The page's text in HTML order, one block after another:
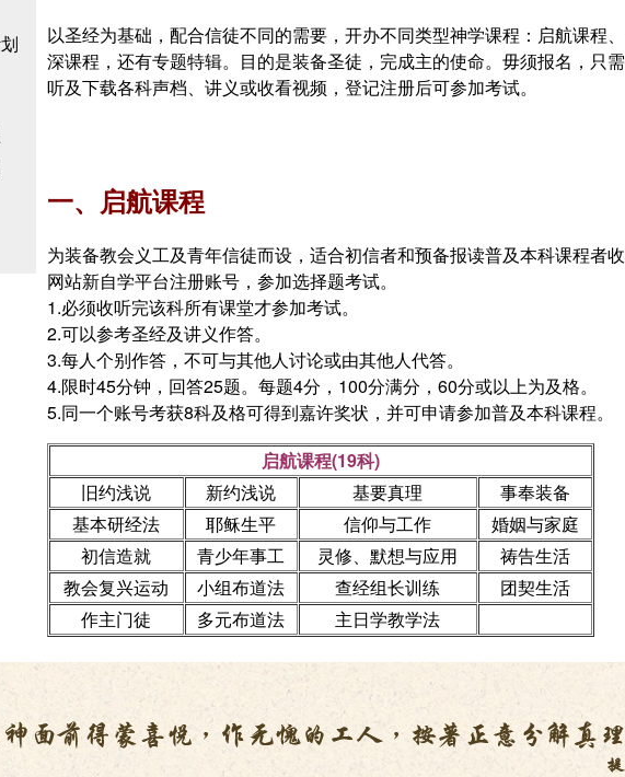
以圣经为基础，配合信徒不同的需要，开办不同类型神学课程：启航课程
深课程，还有专题特辑。目的是装备圣徒，完成主的使命。毋须报名，只
听及下载各科声档、讲义或收看视频，登记注册后可参加考试。
一、启航课程
为装备教会义工及青年信徒而设，适合初信者和预备报读普及本科课程者
网站新自学平台注册账号，参加选择题考试。
1.必须收听完该科所有课堂才参加考试。
2.可以参考圣经及讲义作答。
3.每人个别作答，不可与其他人讨论或由其他人代答。
4.限时45分钟，回答25题。每题4分，100分满分，60分或以上为及格。
5.同一个账号考获8科及格可得到嘉许奖状，并可申请参加普及本科课程。
启航课程(19科)
旧约浅说
新约浅说 基要真理
事奉装备
基本研经法
耶稣生平 信仰与工作
婚姻与家庭
初信造就
青少年事工 灵修、默想与应用
祷告生活
教会复兴运动
小组布道法 查经组长训练
团契生活
作主门徒
多元布道法 主日学教学法